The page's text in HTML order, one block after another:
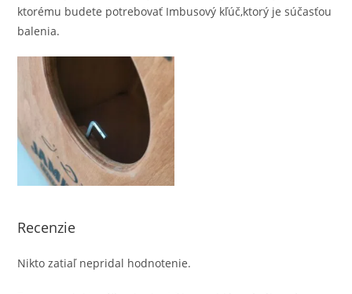
ktorému budete potrebovať Imbusový kľúč,ktorý je súčasťou
balenia.
Recenzie
Nikto zatiaľ nepridal hodnotenie.